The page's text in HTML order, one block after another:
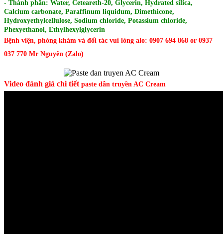
- Thành phần: Water, Ceteareth-20, Glycerin, Hydrated silica,
Calcium carbonate, Paraffinum liquidum, Dimethicone,
Hydroxyethylcellulose, Sodium chloride, Potassium chloride,
Phexyethanol, Ethylhexylglycerin
Bệnh viện, phòng khám và đối tác vui lòng alo: 0907 694 868 or 0937
037 770 Mr Nguyên (Zalo)
Video đánh giá chi tiết paste dẫn truyền AC Cream